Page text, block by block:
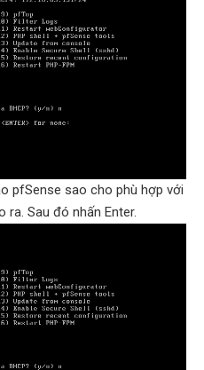
pfSense sao cho phù hợp với
ra. Sau đó nhấn Enter.